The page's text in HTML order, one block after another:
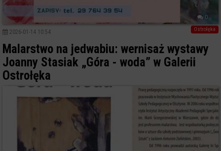
0
Ostrołęka
2026-01-14 10:54
Malarstwo na jedwabiu: wernisaż wystawy
Joanny Stasiak „Góra - woda” w Galerii
Ostrołęka